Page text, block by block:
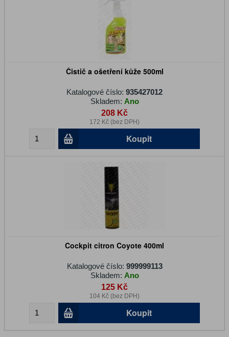
Čistič a ošetření kůže 500ml
Katalogové číslo: 935427012
Skladem: Ano
208 Kč
172 Kč (bez DPH)
Koupit
Cockpit citron Coyote 400ml
Katalogové číslo: 999999113
Skladem: Ano
125 Kč
104 Kč (bez DPH)
Koupit